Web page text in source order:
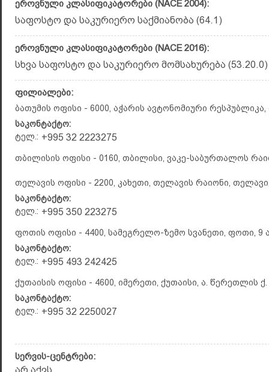
ეროვნული კლასიფიკატორები (NACE 2004):
საფოსტო და საკურიერო საქმიანობა (64.1)
ეროვნული კლასიფიკატორები (NACE 2016):
სხვა საფოსტო და საკურიერო მომსახურება (53.20.0)
ფილიალები:
ბათუმის ოფისი - 6000, აჭარის ავტონომიური
საკონტაქტო:
ტელ.: +995 32 2223275
თბილისის ოფისი - 0160, თბილისი, ვაკე-საბურთალოს
თელავის ოფისი - 2200, კახეთი, თელავის რაიონი, თელავი,
საკონტაქტო:
ტელ.: +995 350 223275
ფოთის ოფისი - 4400, სამეგრელო-ზემო სვანეთი, ფოთი, 9
საკონტაქტო:
ტელ.: +995 493 242425
ქუთაისის ოფისი - 4600, იმერეთი, ქუთაისი, ა. წერეთლის ქ.
საკონტაქტო:
ტელ.: +995 32 2250027
სერვის-ცენტრები: